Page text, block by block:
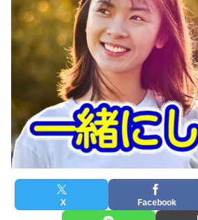
X Facebook